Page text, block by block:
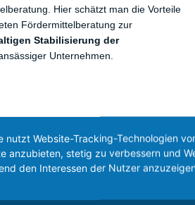
Hier schätzt man die Vorteile
Fördermittelberatung zur
Stabilisierung der
Unternehmen.
FÜR
​BRANCHEN UND
nutzt Website-Tracking-Technologien
anzubieten, stetig zu verbessern und
den Interessen der Nutzer